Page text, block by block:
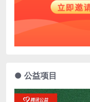
● 公益项目